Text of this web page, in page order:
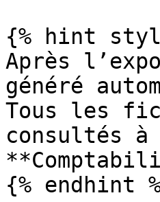
{% hint
Après
généré
Tous les
consultés
{% endhint